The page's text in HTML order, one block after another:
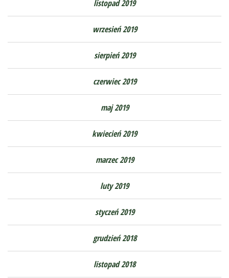
listopad 2019
wrzesień 2019
sierpień 2019
czerwiec 2019
maj 2019
kwiecień 2019
marzec 2019
luty 2019
styczeń 2019
grudzień 2018
listopad 2018